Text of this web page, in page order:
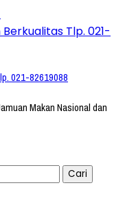
021-82619088
Makan Nasional dan